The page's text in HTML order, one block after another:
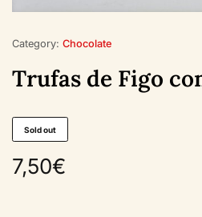
Category: Chocolate
Trufas de Figo
Sold out
7,50€